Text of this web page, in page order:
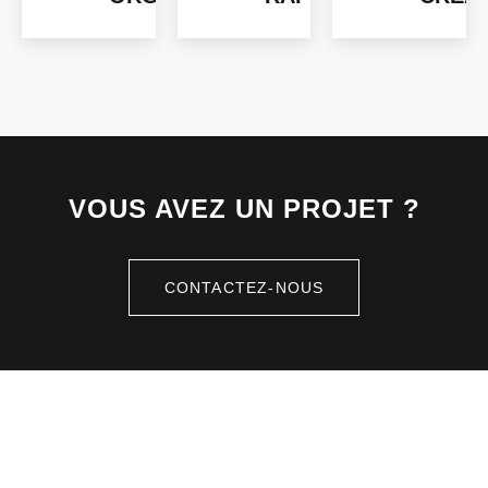
VOUS AVEZ UN PROJET ?
CONTACTEZ-NOUS